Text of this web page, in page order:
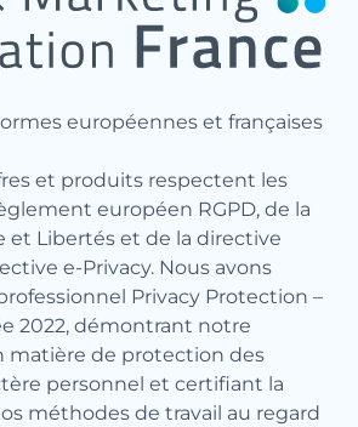
européennes et françaises
et produits respectent les
européen RGPD, de la
et Libertés et de la directive
e-Privacy. Nous avons
Privacy Protection –
2022, démontrant notre
matière de protection des
personnel et certifiant la
méthodes de travail au regard